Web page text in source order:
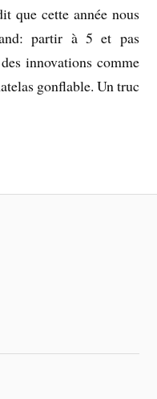
que cette année nous
partir à 5 et pas
innovations comme
gonflable. Un truc